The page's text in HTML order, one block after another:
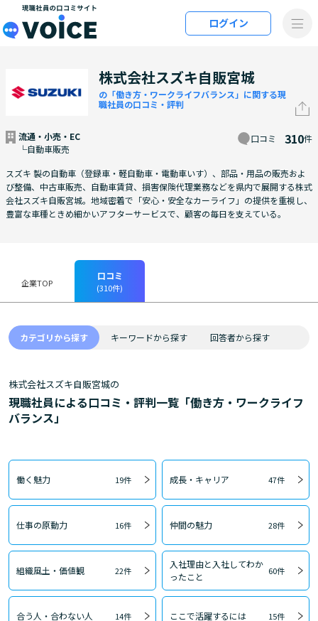
メインコンテンツにスキップ
ログイン
株式会社スズキ自販宮城
の「働き方・ワークライフバランス」に関する現
職社員の口コミ・評判
流通・小売・EC
└自動車販売
口コミ 310件
スズキ 製の自動車（登録車・軽自動車・電動車いす）、部品・用品の販売およ
び整備、中古車販売、自動車賃貸、損害保険代理業務などを県内で展開する株式
会社スズキ自販宮城。地域密着で「安心・安全なカーライフ」の提供を重視し、
豊富な車種ときめ細かいアフターサービスで、顧客の毎日を支えている。
企業TOP
口コミ
(310件)
カテゴリから探す キーワードから探す 回答者から探す
株式会社スズキ自販宮城の
現職社員による口コミ・評判一覧「働き方・ワークライフ
バランス」
働く魅力 19件 成長・キャリア 47件
仕事の原動力 16件 仲間の魅力 28件
組織風土・価値観 22件
入社理由と入社してわか
ったこと
60件
合う人・合わない人 14件 ここで活躍するには 15件